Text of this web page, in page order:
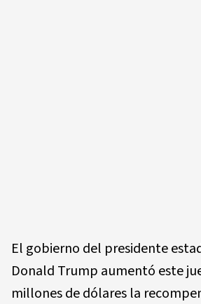
El gobierno del presidente
Donald Trump aumentó este
millones de dólares la